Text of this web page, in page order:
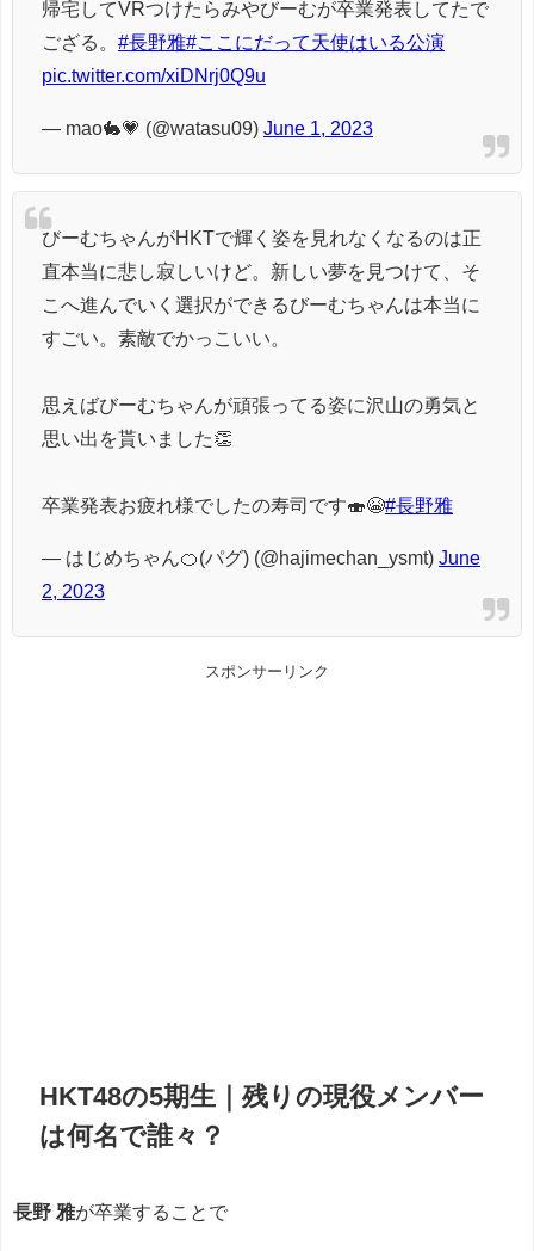
帰宅してVRつけたらみやびーむが卒業発表してたで
ござる。 #長野雅#ここにだって天使はいる公演
pic.twitter.com/xiDNrj0Q9u
— mao🐇💗 (@watasu09) June 1, 2023
びーむちゃんがHKTで輝く姿を見れなくなるのは正
直本当に悲し寂しいけど。新しい夢を見つけて、そ
こへ進んでいく選択ができるびーむちゃんは本当に
すごい。素敵でかっこいい。
思えばびーむちゃんが頑張ってる姿に沢山の勇気と
思い出を貰いました👏
卒業発表お疲れ様でしたの寿司です🍣😭#長野雅
— はじめちゃん🍊(パグ) (@hajimechan_ysmt) June
2, 2023
スポンサーリンク
HKT48の5期生｜残りの現役メンバー
は何名で誰々？
長野 雅が卒業することで